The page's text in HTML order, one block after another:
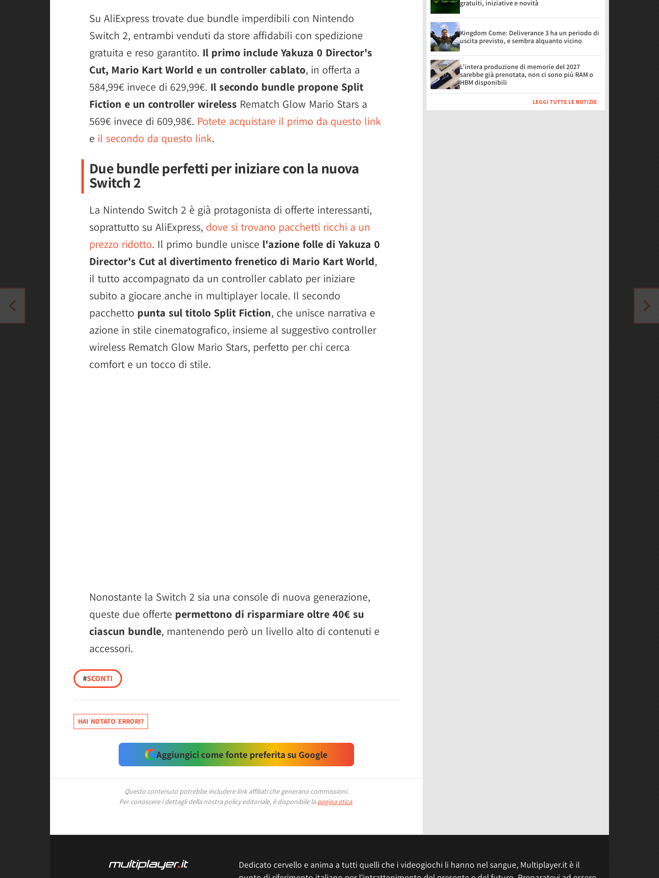
Su AliExpress trovate due bundle imperdibili con Nintendo
Switch 2, entrambi venduti da store affidabili con spedizione
gratuita e reso garantito. Il primo include Yakuza 0 Director's
Cut, Mario Kart World e un controller cablato, in offerta a
584,99€ invece di 629,99€. Il secondo bundle propone Split
Fiction e un controller wireless Rematch Glow Mario Stars a
569€ invece di 609,98€. Potete acquistare il primo da questo link
e il secondo da questo link.
Due bundle perfetti per iniziare con la nuova
Switch 2
La Nintendo Switch 2 è già protagonista di offerte interessanti,
soprattutto su AliExpress, dove si trovano pacchetti ricchi a un
prezzo ridotto. Il primo bundle unisce l'azione folle di Yakuza 0
Director's Cut al divertimento frenetico di Mario Kart World,
il tutto accompagnato da un controller cablato per iniziare
subito a giocare anche in multiplayer locale. Il secondo
pacchetto punta sul titolo Split Fiction, che unisce narrativa e
azione in stile cinematografico, insieme al suggestivo controller
wireless Rematch Glow Mario Stars, perfetto per chi cerca
comfort e un tocco di stile.
Nonostante la Switch 2 sia una console di nuova generazione,
queste due offerte permettono di risparmiare oltre 40€ su
ciascun bundle, mantenendo però un livello alto di contenuti e
accessori.
#SCONTI
HAI NOTATO ERRORI?
Aggiungici come fonte preferita su Google
Questo contenuto potrebbe includere link affiliati che generano commissioni.
Per conoscere i dettagli della nostra policy editoriale, è disponibile la pagina etica.
gratuiti, iniziative e novità
Kingdom Come: Deliverance 3 ha un periodo di
uscita previsto, e sembra alquanto vicino
L'intera produzione di memorie del 2027
sarebbe già prenotata, non ci sono più RAM o
HBM disponibili
LEGGI TUTTE LE NOTIZIE
Dedicato cervello e anima a tutti quelli che i videogiochi li hanno nel sangue, Multiplayer.it è il